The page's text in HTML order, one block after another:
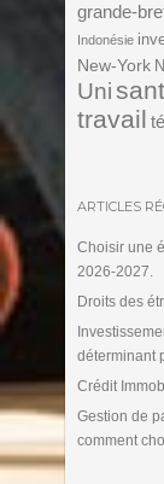
grande-
Indonésie
New-York
Uni
travail
ARTICLES
Choisir une
2026-2027.
Droits des
déterminant
Crédit
Gestion de
comment